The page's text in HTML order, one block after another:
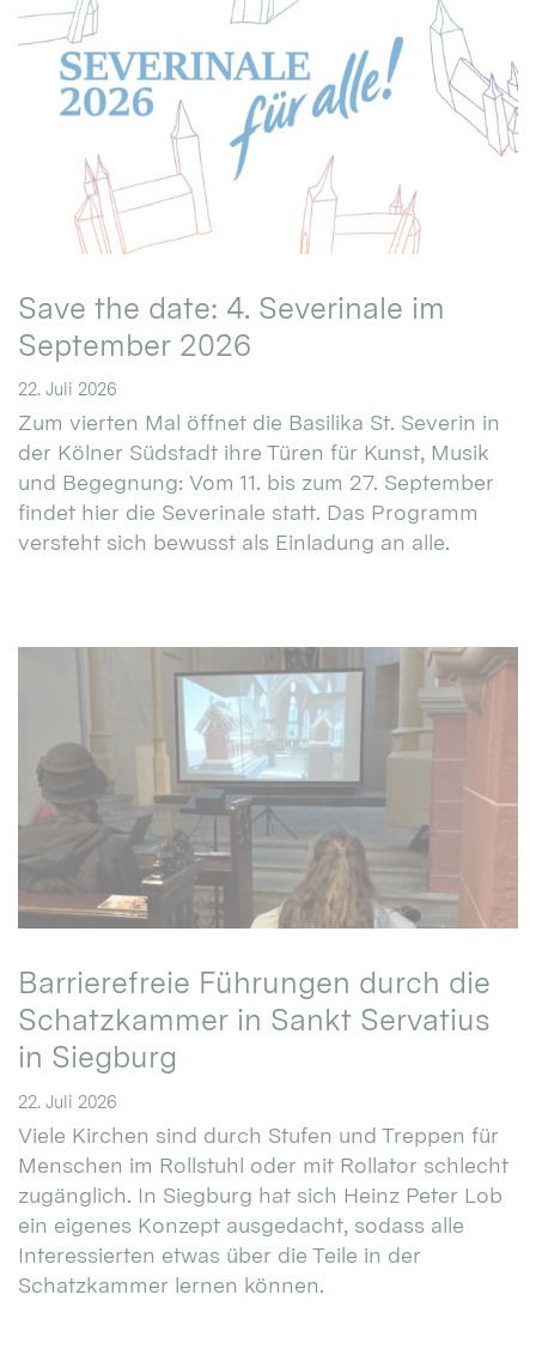
Save the date: 4. Severinale im
September 2026
22. Juli 2026
Zum vierten Mal öffnet die Basilika St. Severin in
der Kölner Südstadt ihre Türen für Kunst, Musik
und Begegnung: Vom 11. bis zum 27. September
findet hier die Severinale statt. Das Programm
versteht sich bewusst als Einladung an alle.
Barrierefreie Führungen durch die
Schatzkammer in Sankt Servatius
in Siegburg
22. Juli 2026
Viele Kirchen sind durch Stufen und Treppen für
Menschen im Rollstuhl oder mit Rollator schlecht
zugänglich. In Siegburg hat sich Heinz Peter Lob
ein eigenes Konzept ausgedacht, sodass alle
Interessierten etwas über die Teile in der
Schatzkammer lernen können.